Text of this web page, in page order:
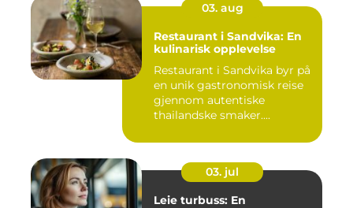
03. aug
Restaurant i Sandvika: En
kulinarisk opplevelse
Restaurant i Sandvika byr på
en unik gastronomisk reise
gjennom autentiske
thailandske smaker....
03. jul
Leie turbuss: En